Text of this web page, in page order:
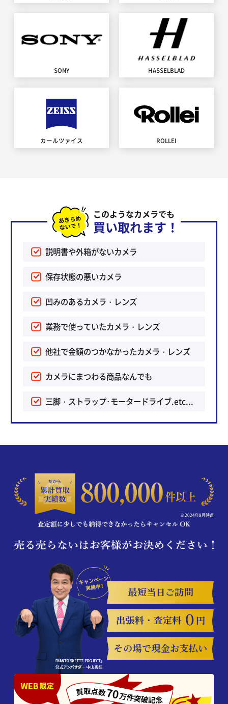
SONY HASSELBLAD
カールツァイス ROLLEI
このようなカメラでも
買い取れます！
説明書や外箱がないカメラ
保存状態の悪いカメラ
凹みのあるカメラ・レンズ
業務で使っていたカメラ・レンズ
他社で金額のつかなかったカメラ・レンズ
カメラにまつわる商品なんでも
三脚・ストラップ･モータードライブ.etc...
※2024年8月時点